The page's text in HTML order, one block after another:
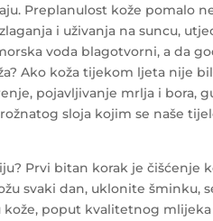
Preplanulost kože pomalo
i uživanja na suncu,
voda blagotvorni, a da
Ako koža tijekom ljeta nije
pojavljivanje mrlja i bora,
sloja kojim se naše
Prvi bitan korak je čišćenje
svaki dan, uklonite šminku,
kože, poput kvalitetnog